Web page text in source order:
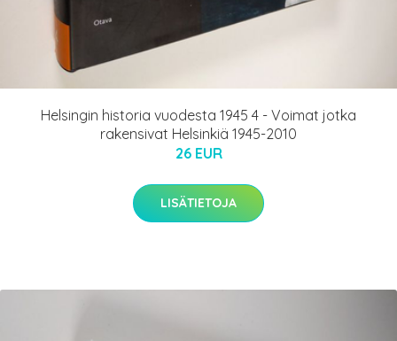
Helsingin historia vuodesta 1945 4 - Voimat jotka
rakensivat Helsinkiä 1945-2010
26 EUR
LISÄTIETOJA